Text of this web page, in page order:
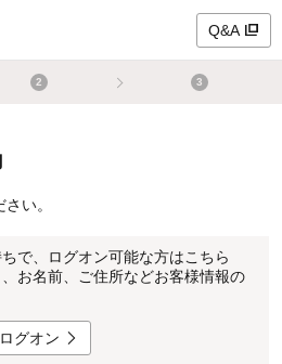
Q&A
2 3
い。
で、ログオン可能な方はこちら
お名前、ご住所などお客様情報の
ログオン